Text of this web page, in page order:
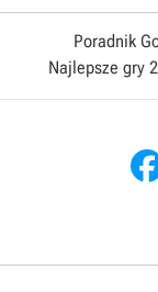
Poradnik
Najlepsze gry